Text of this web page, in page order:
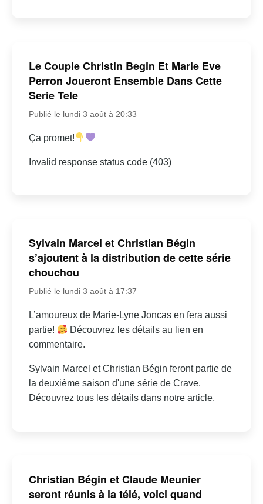
Le Couple Christin Begin Et Marie Eve
Perron Joueront Ensemble Dans Cette
Serie Tele
Publié le lundi 3 août à 20:33
Ça promet!
Invalid response status code (403)
Sylvain Marcel et Christian Bégin
s’ajoutent à la distribution de cette série
chouchou
Publié le lundi 3 août à 17:37
L’amoureux de Marie-Lyne Joncas en fera aussi
partie!
Découvrez les détails au lien en
commentaire.
Sylvain Marcel et Christian Bégin feront partie de
la deuxième saison d'une série de Crave.
Découvrez tous les détails dans notre article.
Christian Bégin et Claude Meunier
seront réunis à la télé, voici quand